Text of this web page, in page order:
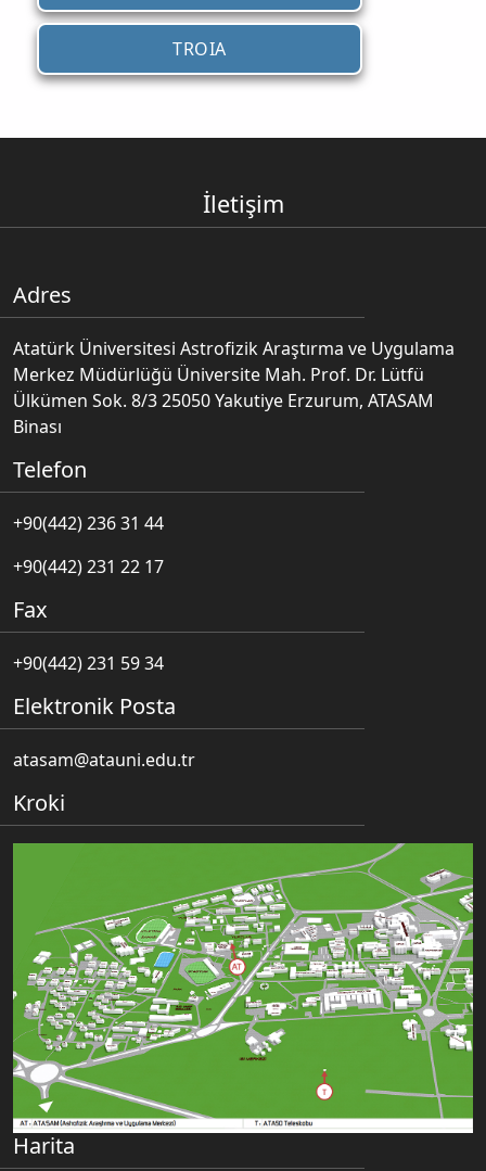
TROIA
İletişim
Adres
Atatürk Üniversitesi Astrofizik Araştırma ve Uygulama
Merkez Müdürlüğü Üniversite Mah. Prof. Dr. Lütfü
Ülkümen Sok. 8/3 25050 Yakutiye Erzurum, ATASAM
Binası
Telefon
+90(442) 236 31 44
+90(442) 231 22 17
Fax
+90(442) 231 59 34
Elektronik Posta
atasam@atauni.edu.tr
Kroki
Harita